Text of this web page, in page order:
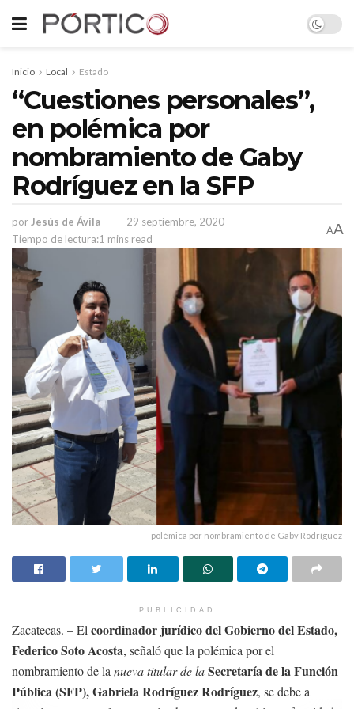
Inicio Local Estado
“Cuestiones personales”,
en polémica por
nombramiento de Gaby
Rodríguez en la SFP
por Jesús de Ávila
29 septiembre, 2020
Tiempo de lectura:1 mins read
AA
polémica por nombramiento de Gaby Rodríguez
PUBLICIDAD
Zacatecas. – Elcoordinador jurídico del Gobierno del Estado,
Federico Soto Acosta, señaló que la polémica por el
nombramiento de lanueva titular de laSecretaría de la Función
Pública (SFP), Gabriela Rodríguez Rodríguez, se debe a